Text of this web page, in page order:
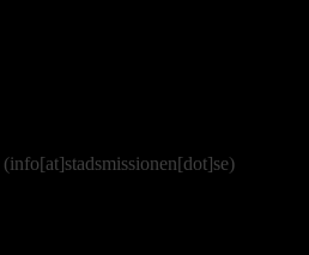
(info[at]stadsmissionen[dot]se)